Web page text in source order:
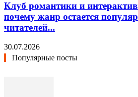
Клуб романтики и
почему жанр остается
читателей...
30.07.2026
Популярные посты